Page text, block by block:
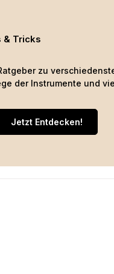
& Tricks
zu
der Instrumente und
Jetzt Entdecken!